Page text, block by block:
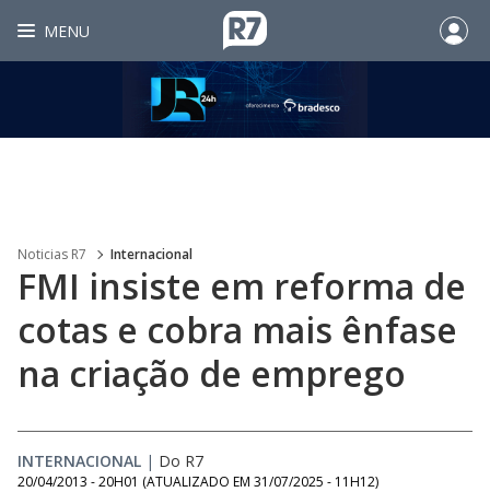
MENU
Noticias R7 Internacional
FMI insiste em reforma de
cotas e cobra mais ênfase
na criação de emprego
INTERNACIONAL | Do R7
20/04/2013 - 20H01 (ATUALIZADO EM 31/07/2025 - 11H12)